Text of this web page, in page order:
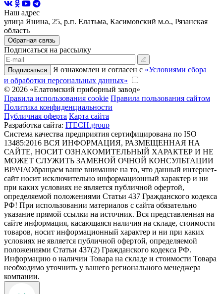
Наш адрес
улица Янина, 25, р.п. Елатьма, Касимовский м.о., Рязанская
область
Обратная связь
Подписаться на рассылку
Подписаться Я ознакомлен и согласен с «Условиями сбора
и обработки персональных данных»
© 2026 «Елатомский приборный завод»
Правила использования cookie Правила пользования сайтом
Политика конфиденциальности
Публичная оферта Карта сайта
Разработка сайта: ITECH.group
Система качества предприятия сертифицирована по ISO
13485:2016 ВСЯ ИНФОРМАЦИЯ, РАЗМЕЩЕННАЯ НА
САЙТЕ, НОСИТ ОЗНАКОМИТЕЛЬНЫЙ ХАРАКТЕР И НЕ
МОЖЕТ СЛУЖИТЬ ЗАМЕНОЙ ОЧНОЙ КОНСУЛЬТАЦИИ
ВРАЧАОбращаем ваше внимание на то, что данный интернет-
сайт носит исключительно информационный характер и ни
при каких условиях не является публичной офертой,
определяемой положениями Статьи 437 Гражданского кодекса
РФ! При использовании материалов с сайта обязательно
указание прямой ссылки на источник. Вся представленная на
сайте информация, касающаяся наличия на складе, стоимости
товаров, носит информационный характер и ни при каких
условиях не является публичной офертой, определяемой
положениями Статьи 437(2) Гражданского кодекса РФ.
Информацию о наличии Товара на складе и стоимости Товара
необходимо уточнить у вашего регионального менеджера
компании.